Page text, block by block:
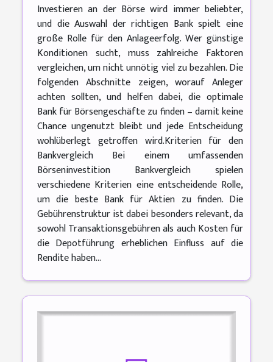
Investieren an der Börse wird immer beliebter,
und die Auswahl der richtigen Bank spielt eine
große Rolle für den Anlageerfolg. Wer günstige
Konditionen sucht, muss zahlreiche Faktoren
vergleichen, um nicht unnötig viel zu bezahlen. Die
folgenden Abschnitte zeigen, worauf Anleger
achten sollten, und helfen dabei, die optimale
Bank für Börsengeschäfte zu finden – damit keine
Chance ungenutzt bleibt und jede Entscheidung
wohlüberlegt getroffen wird.Kriterien für den
Bankvergleich Bei einem umfassenden
Börseninvestition Bankvergleich spielen
verschiedene Kriterien eine entscheidende Rolle,
um die beste Bank für Aktien zu finden. Die
Gebührenstruktur ist dabei besonders relevant, da
sowohl Transaktionsgebühren als auch Kosten für
die Depotführung erheblichen Einfluss auf die
Rendite haben...